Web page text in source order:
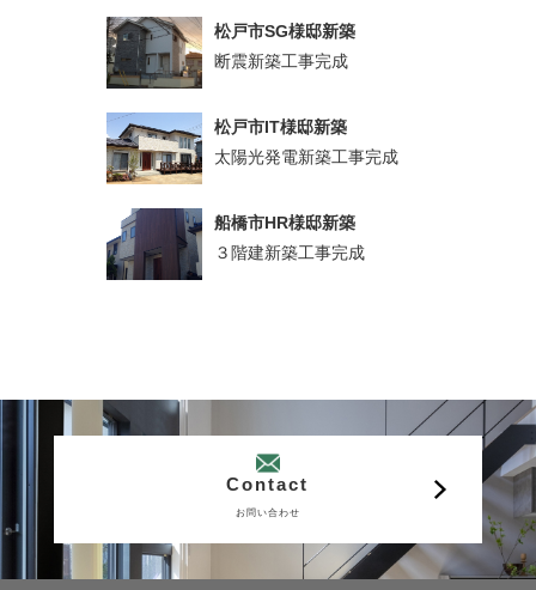
松戸市SG様邸新築
断震新築工事完成
松戸市IT様邸新築
太陽光発電新築工事完成
船橋市HR様邸新築
３階建新築工事完成
Contact
お問い合わせ